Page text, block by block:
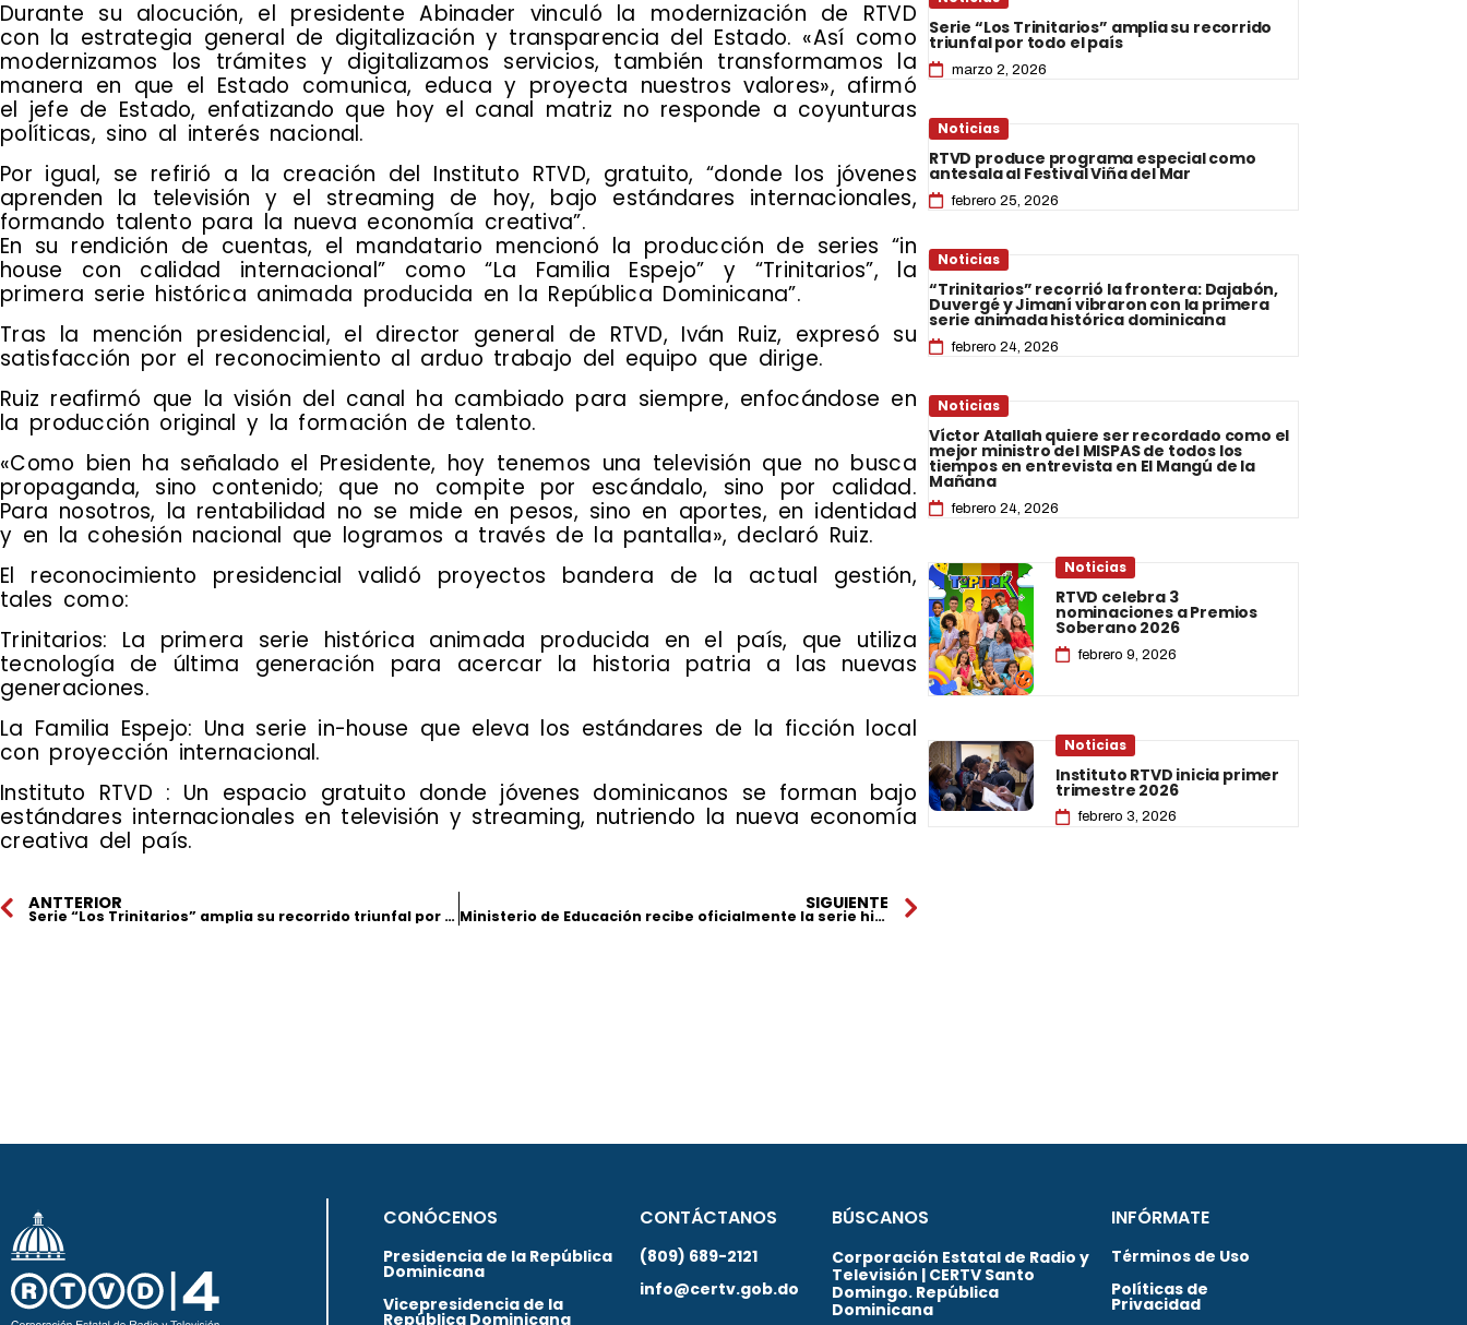
Durante su alocución, el presidente Abinader vinculó la modernización de RTVD
con la estrategia general de digitalización y transparencia del Estado. «Así como
modernizamos los trámites y digitalizamos servicios, también transformamos la
manera en que el Estado comunica, educa y proyecta nuestros valores», afirmó
el jefe de Estado, enfatizando que hoy el canal matriz no responde a coyunturas
políticas, sino al interés nacional.
Por igual, se refirió a la creación del Instituto RTVD, gratuito, “donde los jóvenes
aprenden la televisión y el streaming de hoy, bajo estándares internacionales,
formando talento para la nueva economía creativa”.
En su rendición de cuentas, el mandatario mencionó la producción de series “in
house con calidad internacional” como “La Familia Espejo” y “Trinitarios”, la
primera serie histórica animada producida en la República Dominicana”.
Tras la mención presidencial, el director general de RTVD, Iván Ruiz, expresó su
satisfacción por el reconocimiento al arduo trabajo del equipo que dirige.
Ruiz reafirmó que la visión del canal ha cambiado para siempre, enfocándose en
la producción original y la formación de talento.
«Como bien ha señalado el Presidente, hoy tenemos una televisión que no busca
propaganda, sino contenido; que no compite por escándalo, sino por calidad.
Para nosotros, la rentabilidad no se mide en pesos, sino en aportes, en identidad
y en la cohesión nacional que logramos a través de la pantalla», declaró Ruiz.
El reconocimiento presidencial validó proyectos bandera de la actual gestión,
tales como:
Trinitarios: La primera serie histórica animada producida en el país, que utiliza
tecnología de última generación para acercar la historia patria a las nuevas
generaciones.
La Familia Espejo: Una serie in-house que eleva los estándares de la ficción local
con proyección internacional.
Instituto RTVD : Un espacio gratuito donde jóvenes dominicanos se forman bajo
estándares internacionales en televisión y streaming, nutriendo la nueva economía
creativa del país.
ANTTERIOR
Serie “Los Trinitarios” amplia su recorrido triunfal por todo el país
SIGUIENTE
Ministerio de Educación recibe oficialmente la serie histórica animada “Trinitarios”, producida por RTVD
Serie “Los Trinitarios” amplia su recorrido
triunfal por todo el país
marzo 2, 2026
Noticias
RTVD produce programa especial como
antesala al Festival Viña del Mar
febrero 25, 2026
Noticias
“Trinitarios” recorrió la frontera: Dajabón,
Duvergé y Jimaní vibraron con la primera
serie animada histórica dominicana
febrero 24, 2026
Noticias
Víctor Atallah quiere ser recordado como el
mejor ministro del MISPAS de todos los
tiempos en entrevista en El Mangú de la
Mañana
febrero 24, 2026
Noticias
RTVD celebra 3
nominaciones a Premios
Soberano 2026
febrero 9, 2026
Noticias
Instituto RTVD inicia primer
trimestre 2026
febrero 3, 2026
CONÓCENOS
Presidencia de la República
Dominicana
Vicepresidencia de la
República Dominicana
CONTÁCTANOS
(809) 689-2121
info@certv.gob.do
BÚSCANOS
Corporación Estatal de Radio y
Televisión | CERTV Santo
Domingo. República
Dominicana
INFÓRMATE
Términos de Uso
Políticas de
Privacidad